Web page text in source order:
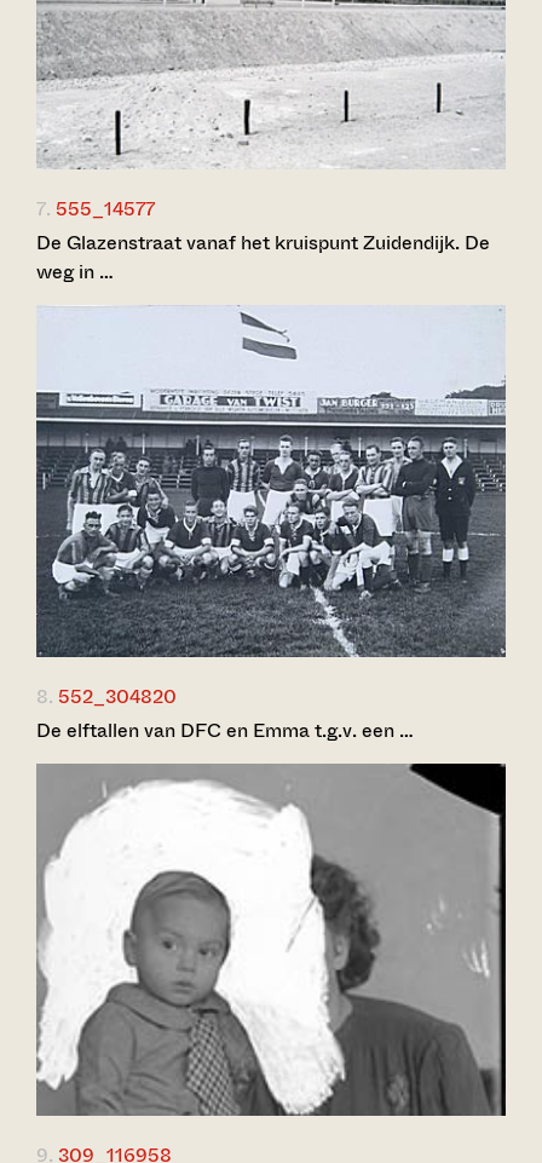
7. 555_14577
De Glazenstraat vanaf het kruispunt Zuidendijk. De
weg in …
8. 552_304820
De elftallen van DFC en Emma t.g.v. een …
9. 309_116958